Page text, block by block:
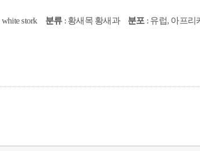
white stork 분류: 황새목 황새과 분포 : 유럽, 아프리